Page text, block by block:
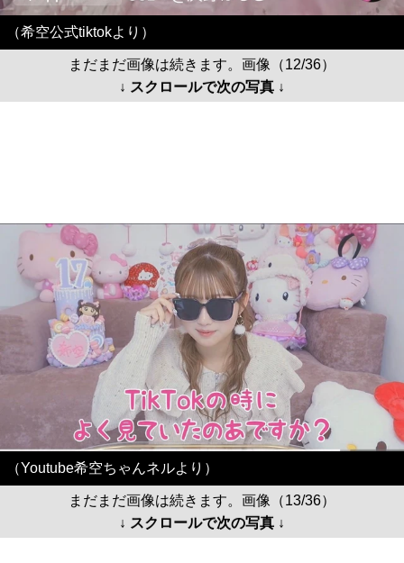
（希空公式tiktokより）
まだまだ画像は続きます。画像（12/36）
↓ スクロールで次の写真 ↓
（Youtube希空ちゃんネルより）
まだまだ画像は続きます。画像（13/36）
↓ スクロールで次の写真 ↓